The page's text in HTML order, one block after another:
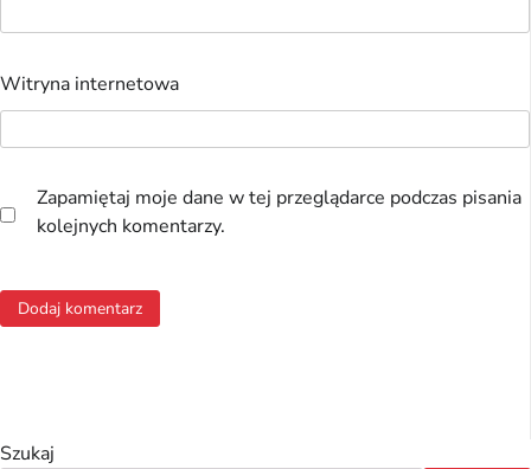
Witryna internetowa
Zapamiętaj moje dane w tej przeglądarce podczas pisania
kolejnych komentarzy.
Szukaj